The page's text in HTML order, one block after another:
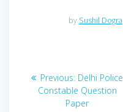
by Sushil Dogra
Post
navigation
Previous: Previous
post:
Delhi Police
Constable Question
Paper